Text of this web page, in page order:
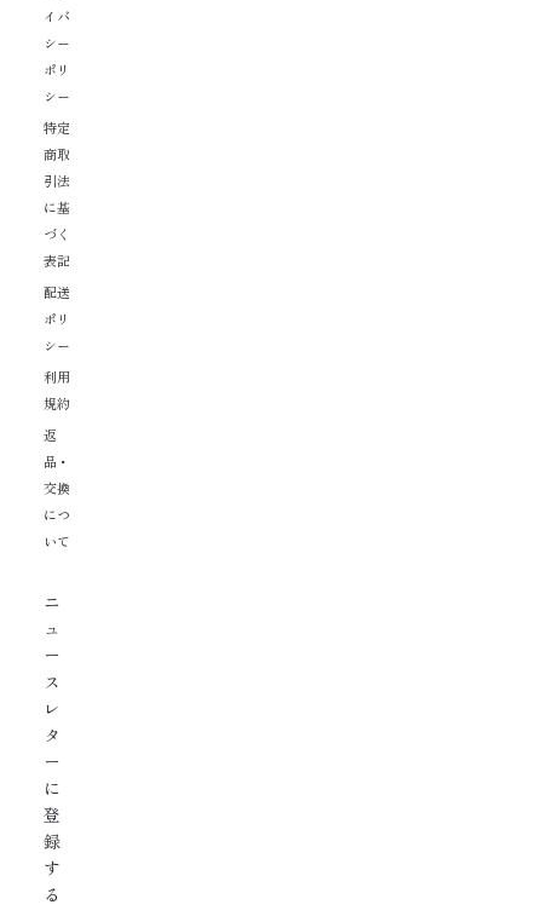
イバ
シー
ポリ
シー
特定
商取
引法
に基
づく
表記
配送
ポリ
シー
利用
規約
返
品・
交換
につ
いて
ニ
ュ
ー
ス
レ
タ
ー
に
登
録
す
る